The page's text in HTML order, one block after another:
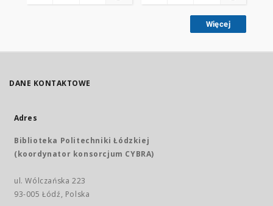
Więcej
DANE KONTAKTOWE
Adres
Biblioteka Politechniki Łódzkiej
(koordynator konsorcjum CYBRA)
ul. Wólczańska 223
93-005 Łódź, Polska